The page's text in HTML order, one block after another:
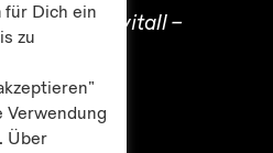
im Salon Avitall –
and Culture
für Dich ein
zu
Verwendung
Über